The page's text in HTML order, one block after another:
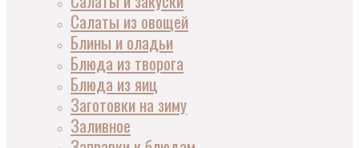
Салаты из овощей
Блины и оладьи
Блюда из творога
Блюда из яиц
Заготовки на зиму
Заливное